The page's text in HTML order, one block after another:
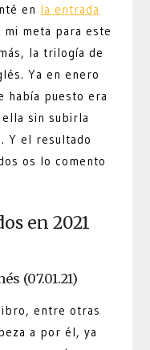
en la entrada
mi meta para este
la trilogía de
Ya en enero
había puesto era
sin subirla
Y el resultado
os lo comento
en 2021
(07.01.21)
entre otras
a por él, ya